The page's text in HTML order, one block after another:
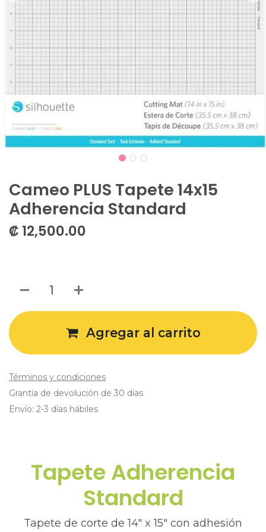
Cameo PLUS Tapete 14x15
Adherencia Standard
₡ 12,500.00
Agregar al carrito
Términos y condiciones
Grantía de devolución de 30 días
Envío: 2-3 días hábiles
Tapete Adherencia
Standard
Tapete de corte de 14″ x 15″ con adhesión